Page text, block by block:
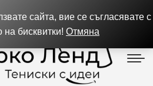
Контактисайта, вие се съгласявате с
на бисквитки! Отмяна